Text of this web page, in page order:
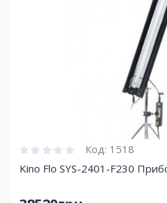
Код: 1518
Kino Flo SYS-2401-F230